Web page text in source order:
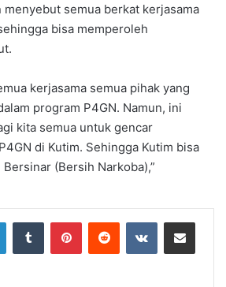
menyebut semua berkat kerjasama
bisa memperoleh
kerjasama semua pihak yang
program P4GN. Namun, ini
kita semua untuk gencar
di Kutim. Sehingga Kutim bisa
(Bersih Narkoba),”